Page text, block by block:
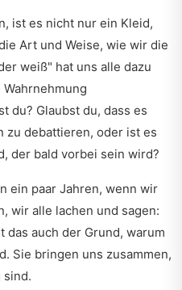
ist es nicht nur ein Kleid,
Art und Weise, wie wir die
weiß" hat uns alle dazu
du? Glaubst du, dass es
zu debattieren, oder ist es
der bald vorbei sein wird?
ein paar Jahren, wenn wir
wir alle lachen und sagen:
das auch der Grund, warum
Sie bringen uns zusammen,
sind.